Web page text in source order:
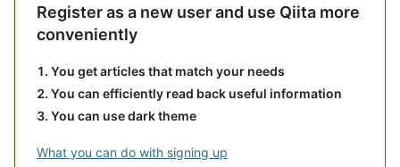
Register as a new user and use Qiita more
conveniently
You get articles that match your needs
You can efficiently read back useful information
You can use dark theme
What you can do with signing up